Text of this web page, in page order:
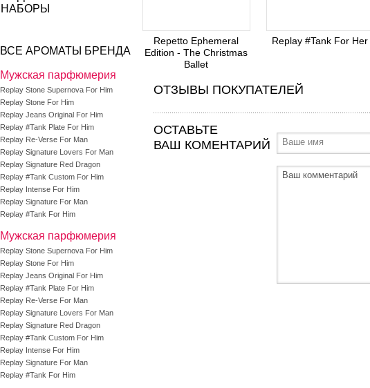
Repetto Ephemeral
Edition - The Christmas
Ballet
Replay #Tank For Her
ОТЗЫВЫ ПОКУПАТЕЛЕЙ
ОСТАВЬТЕ
ВАШ КОМЕНТАРИЙ
НАБОРЫ
ВСЕ АРОМАТЫ БРЕНДА
Мужская парфюмерия
Replay Stone Supernova For Him
Replay Stone For Him
Replay Jeans Original For Him
Replay #Tank Plate For Him
Replay Re-Verse For Man
Replay Signature Lovers For Man
Replay Signature Red Dragon
Replay #Tank Custom For Him
Replay Intense For Him
Replay Signature For Man
Replay #Tank For Him
Мужская парфюмерия
Replay Stone Supernova For Him
Replay Stone For Him
Replay Jeans Original For Him
Replay #Tank Plate For Him
Replay Re-Verse For Man
Replay Signature Lovers For Man
Replay Signature Red Dragon
Replay #Tank Custom For Him
Replay Intense For Him
Replay Signature For Man
Replay #Tank For Him